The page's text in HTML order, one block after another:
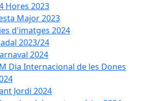
Hores 2023
Major 2023
d'imatges 2024
2023/24
2024
Dia Internacional de les Dones
Jordi 2024